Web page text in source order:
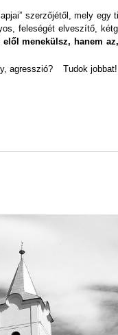
szerzőjétől, mely
feleségét elveszítő,
menekülsz, hanem
agresszió?
Tudok jobbat!